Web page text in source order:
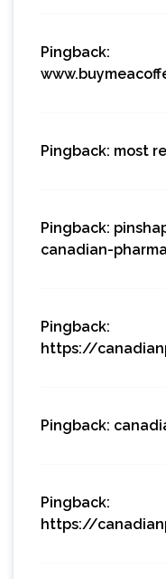
Pingback:
Pingback: most
Pingback:
canadian-
Pingback:
https://
Pingback:
Pingback:
https://